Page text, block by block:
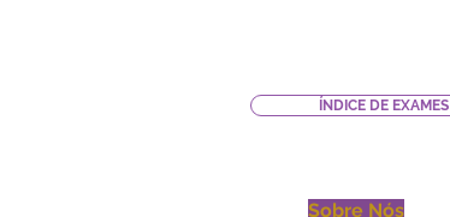
ÍNDICE DE EXAMES
Sobre Nós